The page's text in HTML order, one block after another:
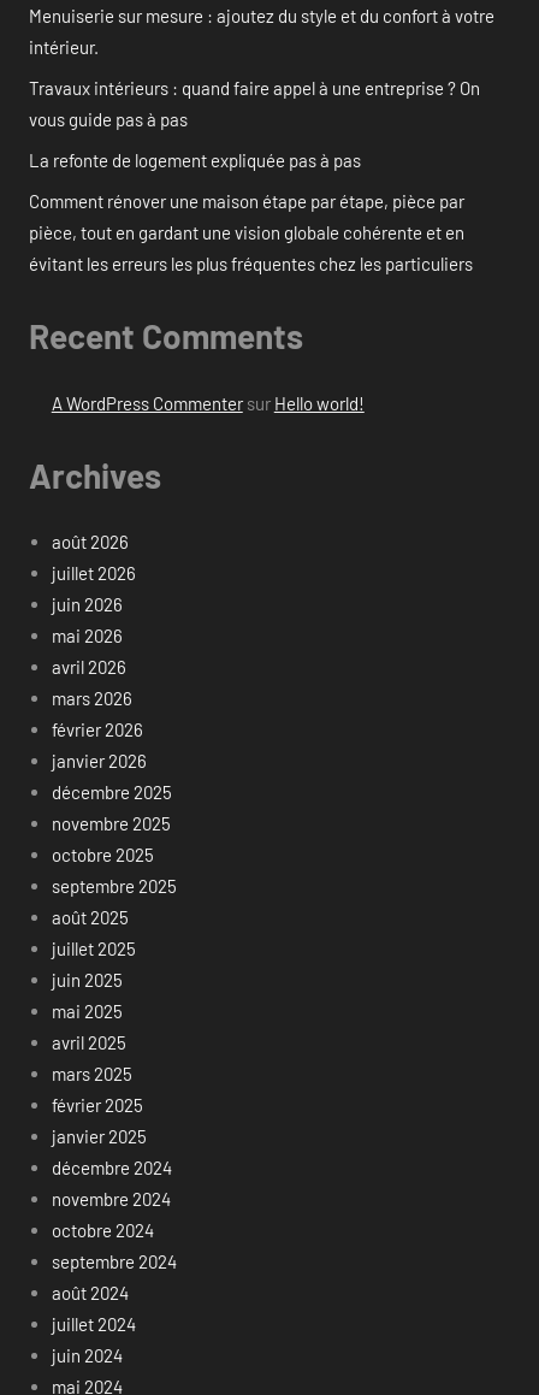
Menuiserie sur mesure : ajoutez du style et du confort à votre
intérieur.
Travaux intérieurs : quand faire appel à une entreprise ? On
vous guide pas à pas
La refonte de logement expliquée pas à pas
Comment rénover une maison étape par étape, pièce par
pièce, tout en gardant une vision globale cohérente et en
évitant les erreurs les plus fréquentes chez les particuliers
Recent Comments
A WordPress Commentersur Hello world!
Archives
août 2026
juillet 2026
juin 2026
mai 2026
avril 2026
mars 2026
février 2026
janvier 2026
décembre 2025
novembre 2025
octobre 2025
septembre 2025
août 2025
juillet 2025
juin 2025
mai 2025
avril 2025
mars 2025
février 2025
janvier 2025
décembre 2024
novembre 2024
octobre 2024
septembre 2024
août 2024
juillet 2024
juin 2024
mai 2024